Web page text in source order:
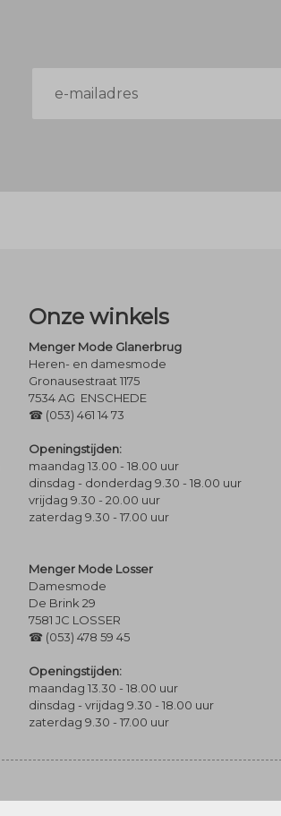
mailadres
Onze winkels
Menger Mode Glanerbrug
Heren- en damesmode
Gronausestraat 1175
7534 AG ENSCHEDE
☎ (053) 461 14 73
Openingstijden:
maandag 13.00 - 18.00 uur
dinsdag - donderdag 9.30 - 18.00 uur
vrijdag 9.30 - 20.00 uur
zaterdag 9.30 - 17.00 uur
Menger Mode Losser
Damesmode
De Brink 29
7581 JC LOSSER
☎ (053) 478 59 45
Openingstijden:
maandag 13.30 - 18.00 uur
dinsdag - vrijdag 9.30 - 18.00 uur
zaterdag 9.30 - 17.00 uur